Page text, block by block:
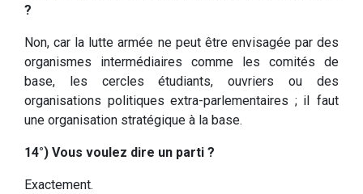
?
Non, car la lutte armée ne peut être envisagée par des
organismes intermédiaires comme les comités de
base, les cercles étudiants, ouvriers ou des
organisations politiques extra-parlementaires ; iI faut
une organisation stratégique à la base.
14°) Vous voulez dire un parti ?
Exactement.